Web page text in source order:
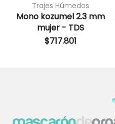
Trajes Húmedos
Mono kozumel 2.3 mm
mujer - TDS
$717.801